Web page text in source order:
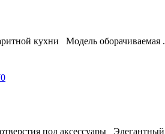
кухни Модель оборачиваемая
под аксессуары Элегантный